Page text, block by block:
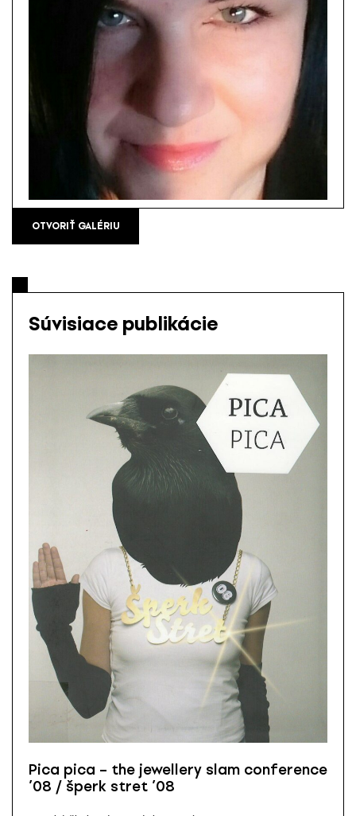
OTVORIŤ GALÉRIU
Súvisiace publikácie
Pica pica – the jewellery slam conference
’08 / šperk stret ’08